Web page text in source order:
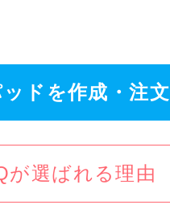
ドを作成・注文
が選ばれる理由